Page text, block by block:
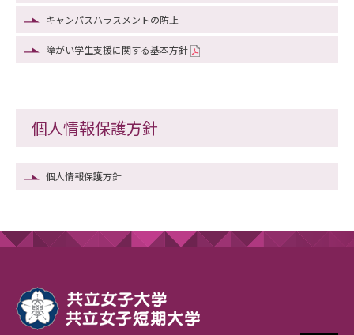
キャンパスハラスメントの防止
障がい学生支援に関する基本方針
個人情報保護方針
個人情報保護方針